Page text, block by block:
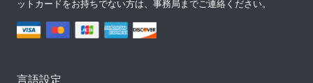
ットカードをお持ちでない方は、事務局までご連絡ください。
言語設定